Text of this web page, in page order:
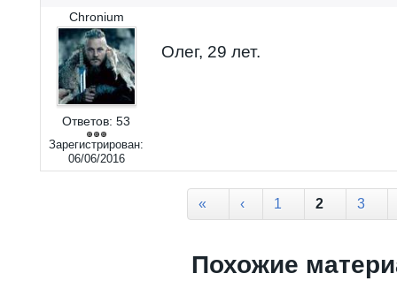
Chronium
Ответов: 53
Зарегистрирован:
06/06/2016
Олег, 29 лет.
« ‹ 1 2 3
Похожие